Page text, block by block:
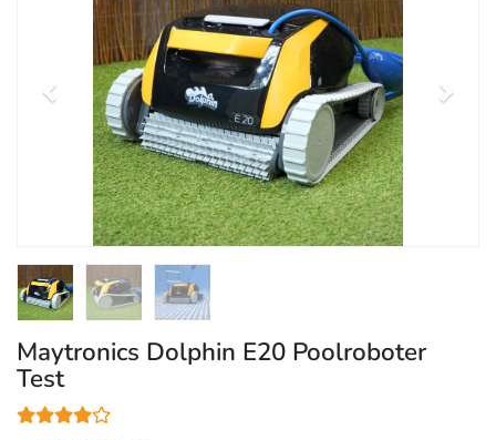
Maytronics Dolphin E20 Poolroboter
Test